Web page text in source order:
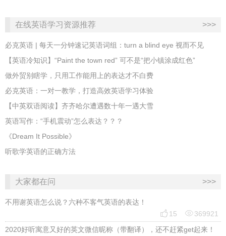
在线英语学习资源推荐 >>>
必克英语 | 每天一分钟速记英语词组：turn a blind eye 视而不见
​【英语冷知识】“Paint the town red” 可不是“把小镇涂成红色”
做外贸别瞎学，只用工作能用上的表达才不白费
必克英语：一对一教学，打造高效英语学习体验
【中英双语阅读】齐齐哈尔遭遇数十年一遇大雪
英语写作：“手机震动”怎么表达？？？
《Dream It Possible》
听歌学英语的正确方法
大家都在问 >>>
不用谢英语怎么说？六种不客气英语的表达！
 15 369921
2020好听寓意又好的英文微信昵称（带翻译），还不赶紧get起来！